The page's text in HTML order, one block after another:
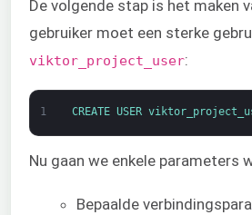
De volgende stap is het maken
gebruiker moet een sterke
viktor_project_user:
1 CREATE USER
Nu gaan we enkele parameters
Bepaalde